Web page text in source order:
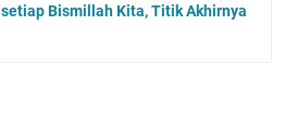
Bismillah Kita, Titik Akhirnya